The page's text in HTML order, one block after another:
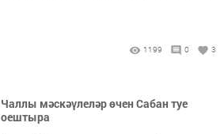
1199 0 3
Чаллы мәскәүлеләр өчен Сабан туе
оештыра